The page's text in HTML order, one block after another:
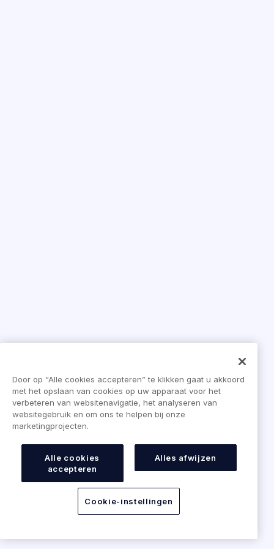
Door op “Alle cookies accepteren” te klikken gaat u akkoord
met het opslaan van cookies op uw apparaat voor het
verbeteren van websitenavigatie, het analyseren van
websitegebruik en om ons te helpen bij onze
marketingprojecten.
Alle cookies
accepteren
Alles afwijzen
Cookie-instellingen